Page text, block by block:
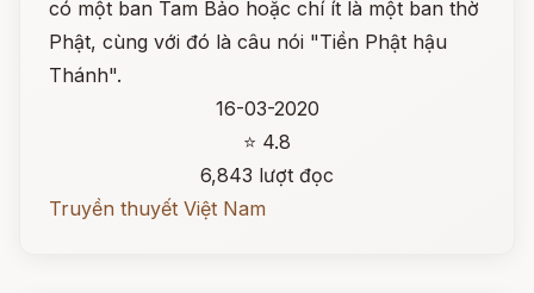
có một ban Tam Bảo hoặc chí ít là một ban thờ
Phật, cùng với đó là câu nói "Tiền Phật hậu
Thánh".
16-03-2020
⭐ 4.8
6,843 lượt đọc
Truyền thuyết Việt Nam